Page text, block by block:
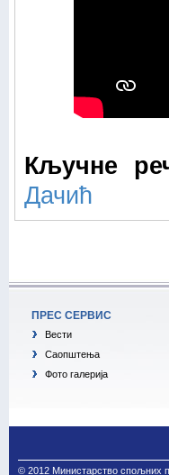
Кључне
Дачић
ПРЕС СЕРВИС
Вести
Саопштења
Фото галерија
© 2012 Министарство спољних